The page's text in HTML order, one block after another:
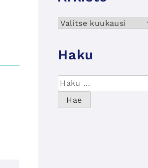
Arkisto
Haku
Haku: